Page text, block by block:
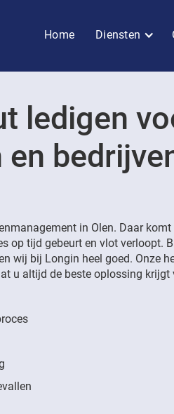
Home Diensten
ledigen
in Olen. Daar komt
op tijd gebeurt en vlot verloopt.
wij bij Longin heel goed. Onze
u altijd de beste oplossing krijgt